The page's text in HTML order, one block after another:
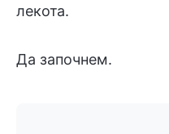
лекота.
Да започнем.